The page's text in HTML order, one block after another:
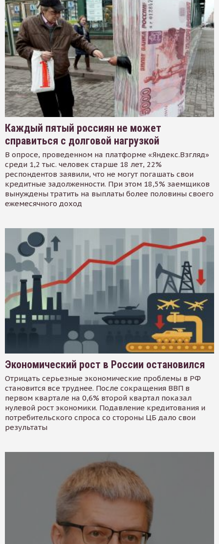
Каждый пятый россиян не может
справиться с долговой нагрузкой
В опросе, проведенном на платформе «Яндекс.Взгляд»
среди 1,2 тыс. человек старше 18 лет, 22%
респондентов заявили, что не могут погашать свои
кредитные задолженности. При этом 18,5% заемщиков
вынуждены тратить на выплаты более половины своего
ежемесячного доход
Экономический рост в России остановился
Отрицать серьезные экономические проблемы в РФ
становится все труднее. После сокращения ВВП в
первом квартале на 0,6% второй квартал показал
нулевой рост экономики. Подавление кредитования и
потребительского спроса со стороны ЦБ дало свои
результаты